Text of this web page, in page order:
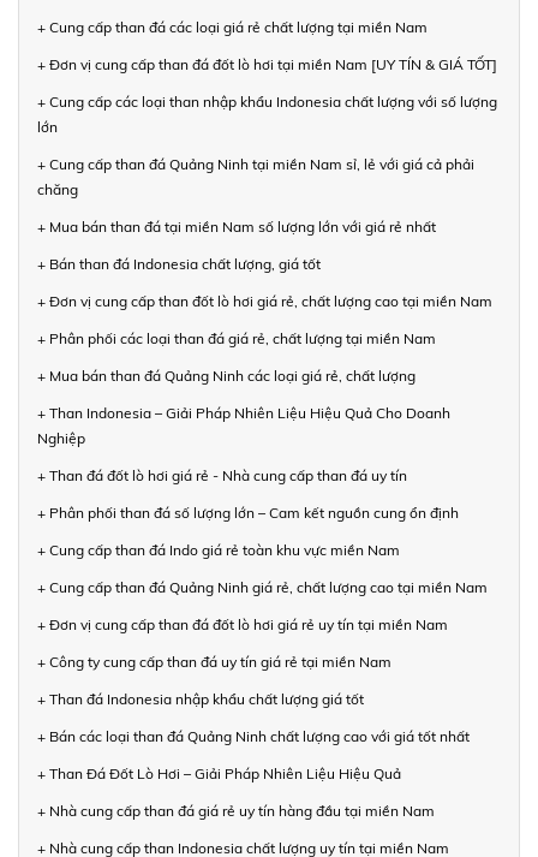
+ Cung cấp than đá các loại giá rẻ chất lượng tại miền Nam
+ Đơn vị cung cấp than đá đốt lò hơi tại miền Nam [UY TÍN & GIÁ TỐT]
+ Cung cấp các loại than nhập khẩu Indonesia chất lượng với số lượng
lớn
+ Cung cấp than đá Quảng Ninh tại miền Nam sỉ, lẻ với giá cả phải
chăng
+ Mua bán than đá tại miền Nam số lượng lớn với giá rẻ nhất
+ Bán than đá Indonesia chất lượng, giá tốt
+ Đơn vị cung cấp than đốt lò hơi giá rẻ, chất lượng cao tại miền Nam
+ Phân phối các loại than đá giá rẻ, chất lượng tại miền Nam
+ Mua bán than đá Quảng Ninh các loại giá rẻ, chất lượng
+ Than Indonesia – Giải Pháp Nhiên Liệu Hiệu Quả Cho Doanh
Nghiệp
+ Than đá đốt lò hơi giá rẻ - Nhà cung cấp than đá uy tín
+ Phân phối than đá số lượng lớn – Cam kết nguồn cung ổn định
+ Cung cấp than đá Indo giá rẻ toàn khu vực miền Nam
+ Cung cấp than đá Quảng Ninh giá rẻ, chất lượng cao tại miền Nam
+ Đơn vị cung cấp than đá đốt lò hơi giá rẻ uy tín tại miền Nam
+ Công ty cung cấp than đá uy tín giá rẻ tại miền Nam
+ Than đá Indonesia nhập khẩu chất lượng giá tốt
+ Bán các loại than đá Quảng Ninh chất lượng cao với giá tốt nhất
+ Than Đá Đốt Lò Hơi – Giải Pháp Nhiên Liệu Hiệu Quả
+ Nhà cung cấp than đá giá rẻ uy tín hàng đầu tại miền Nam
+ Nhà cung cấp than Indonesia chất lượng uy tín tại miền Nam